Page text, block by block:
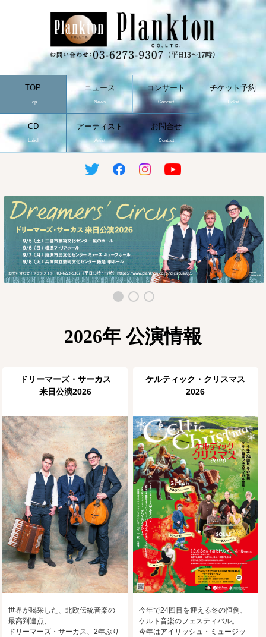
TOP
Top
ニュース
News
コンサート
Concert
チケット予約
Ticket
CD
Label
アーティスト
Artist
お問合せ
Contact
2026年 公演情報
ドリーマーズ・サーカス
来日公演2026
世界が喝采した、北欧伝統音楽の
最高到達点、
ドリーマーズ・サーカス、2年ぶり
ケルティック・クリスマス
2026
今年で24回目を迎える冬の恒例、
ケルト音楽のフェスティバル。
今年はアイリッシュ・ミュージッ